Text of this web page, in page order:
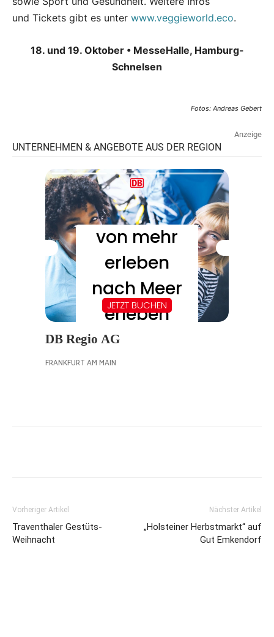
und Tickets gibt es unter www.veggieworld.eco.
18. und 19. Oktober • MesseHalle, Hamburg-
Schnelsen
Fotos: Andreas Gebert
Vorheriger Artikel
Traventhaler Gestüts-
Weihnacht
Nächster Artikel
„Holsteiner Herbstmarkt“ auf
Gut Emkendorf